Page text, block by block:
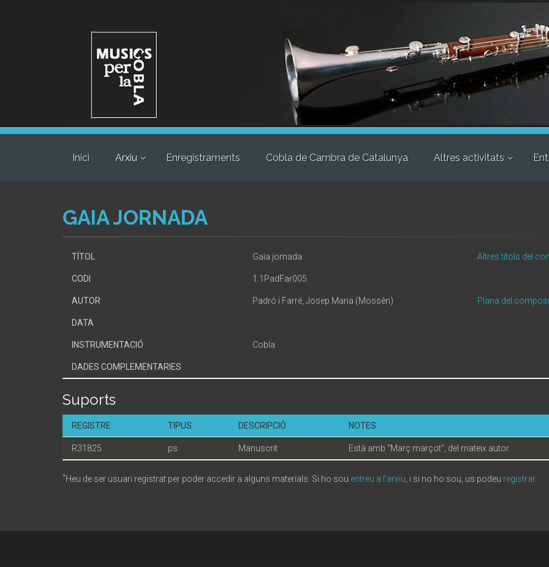
Inici Arxiu Enregistraments Cobla de Cambra de Catalunya Altres activitats
GAIA JORNADA
TÍTOL Gaia jornada Altres títols del
CODI 1.1PadFar005
AUTOR Padró i Farré, Josep Maria (Mossèn) Plana del
DATA
INSTRUMENTACIÓ Cobla
DADES COMPLEMENTARIES
Suports
REGISTRE TIPUS DESCRIPCIÓ NOTES
R31825 ps Manuscrit Està amb “Març marçot”, del mateix autor.
*Heu de ser usuari registrat per poder accedir a alguns materials. Si ho sou entreu a l'arxiu , i si no ho sou, us podeu registrar.